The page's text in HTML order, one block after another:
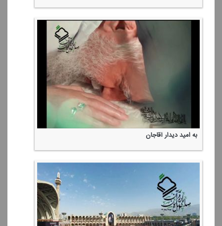
به امید دیدار آقاجان